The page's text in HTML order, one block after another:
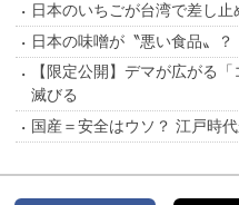
日本のいちごが台湾で差し
日本の味噌が〝悪い食品〟
【限定公開】デマが広がる
滅びる
国産＝安全はウソ？ 江戸時